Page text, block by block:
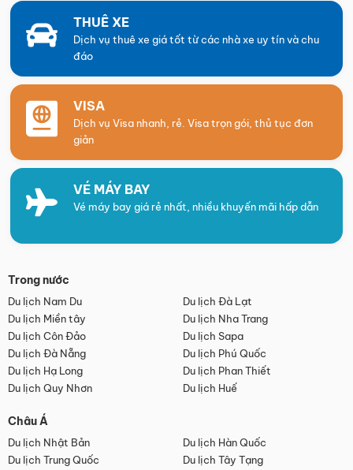
THUÊ XE
Dịch vụ thuê xe giá tốt từ các nhà xe uy tín và chu
đáo
VISA
Dịch vụ Visa nhanh, rẻ. Visa trọn gói, thủ tục đơn
giản
VÉ MÁY BAY
Vé máy bay giá rẻ nhất, nhiều khuyến mãi hấp dẫn
Trong nước
Du lịch Nam Du
Du lịch Đà Lạt
Du lịch Miền tây
Du lịch Nha Trang
Du lịch Côn Đảo
Du lịch Sapa
Du lịch Đà Nẵng
Du lịch Phú Quốc
Du lịch Hạ Long
Du lịch Phan Thiết
Du lịch Quy Nhơn
Du lịch Huế
Châu Á
Du lịch Nhật Bản
Du lịch Hàn Quốc
Du lịch Trung Quốc
Du lịch Tây Tạng